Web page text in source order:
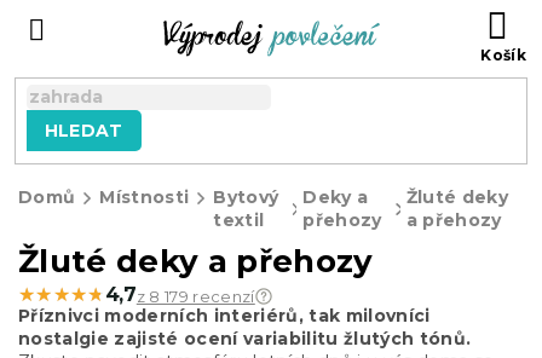
HLEDAT
Domů Místnosti
Bytový
textil
Deky a
přehozy
Žluté deky
a přehozy
Žluté deky a přehozy
★★★★★
★★★★★ 4,7z 8 179 recenzí
Příznivci moderních interiérů, tak milovníci
nostalgie zajisté ocení variabilitu žlutých tónů.